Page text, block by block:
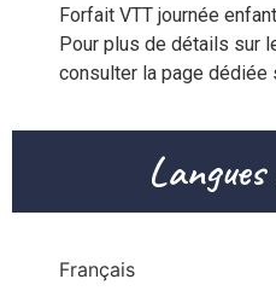
Forfait VTT journée
Pour plus de détails sur
consulter la page dédiée
Français